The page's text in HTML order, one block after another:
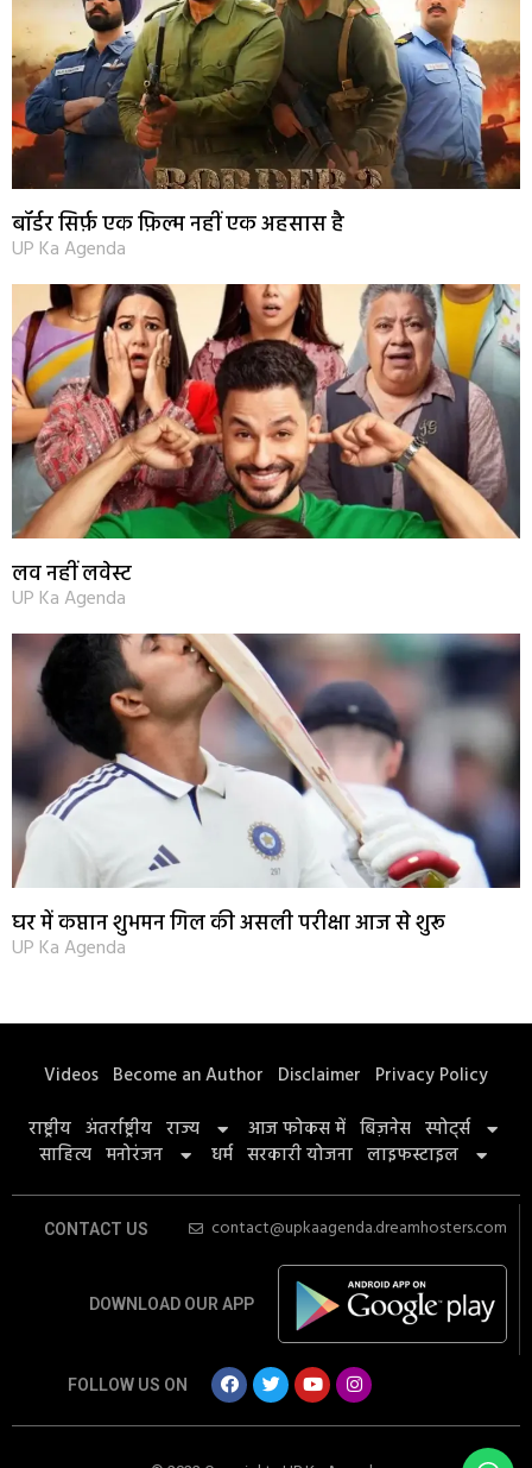
बॉर्डर सिर्फ़ एक फ़िल्म नहीं एक अहसास है
UP Ka Agenda
लव नहीं लवेस्ट
UP Ka Agenda
घर में कप्तान शुभमन गिल की असली परीक्षा आज से शुरू
UP Ka Agenda
Videos Become an Author Disclaimer Privacy Policy
राष्ट्रीय अंतर्राष्ट्रीय राज्य आज फोकस में बिज़नेस स्पोर्ट्स
साहित्य मनोरंजन धर्म सरकारी योजना लाइफस्टाइल
CONTACT US contact@upkaagenda.dreamhosters.com
DOWNLOAD OUR APP
FOLLOW US ON